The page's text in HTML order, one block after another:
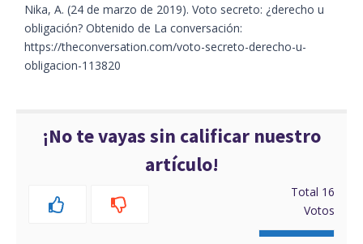
​Nika, A. (24 de marzo de 2019). Voto secreto: ¿derecho u
obligación? Obtenido de La conversación:
https://theconversation.com/voto-secreto-derecho-u-
obligacion-113820
¡No te vayas sin calificar nuestro
artículo!
Total 16
Votos